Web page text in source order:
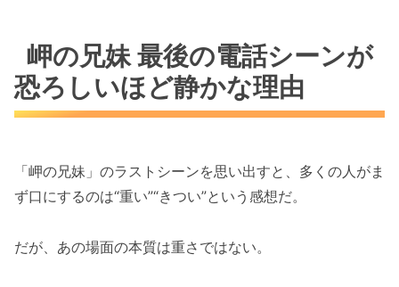
岬の兄妹 最後の電話シーンが
恐ろしいほど静かな理由
「岬の兄妹」のラストシーンを思い出すと、多くの人がま
ず口にするのは“重い”“きつい”という感想だ。
だが、あの場面の本質は重さではない。